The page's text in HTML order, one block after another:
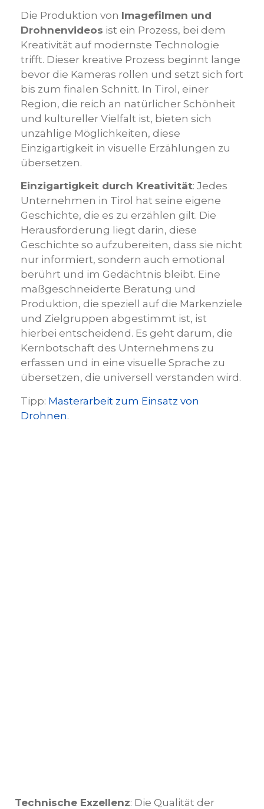
Die Produktion von Imagefilmen und
Drohnenvideos ist ein Prozess, bei dem
Kreativität auf modernste Technologie
trifft. Dieser kreative Prozess beginnt lange
bevor die Kameras rollen und setzt sich fort
bis zum finalen Schnitt. In Tirol, einer
Region, die reich an natürlicher Schönheit
und kultureller Vielfalt ist, bieten sich
unzählige Möglichkeiten, diese
Einzigartigkeit in visuelle Erzählungen zu
übersetzen.
Einzigartigkeit durch Kreativität: Jedes
Unternehmen in Tirol hat seine eigene
Geschichte, die es zu erzählen gilt. Die
Herausforderung liegt darin, diese
Geschichte so aufzubereiten, dass sie nicht
nur informiert, sondern auch emotional
berührt und im Gedächtnis bleibt. Eine
maßgeschneiderte Beratung und
Produktion, die speziell auf die Markenziele
und Zielgruppen abgestimmt ist, ist
hierbei entscheidend. Es geht darum, die
Kernbotschaft des Unternehmens zu
erfassen und in eine visuelle Sprache zu
übersetzen, die universell verstanden wird.
Tipp: Masterarbeit zum Einsatz von
Drohnen.
Technische Exzellenz: Die Qualität der